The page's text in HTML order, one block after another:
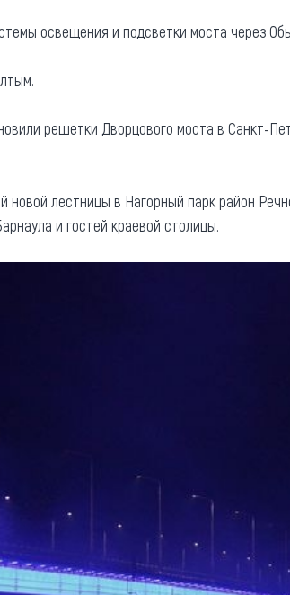
О регионе
Люди, прославившие
освещения и подсветки моста через
решетки Дворцового моста в Санкт-
новой лестницы в Нагорный парк район
и гостей краевой столицы.